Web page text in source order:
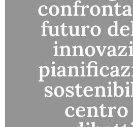
futuro
centro